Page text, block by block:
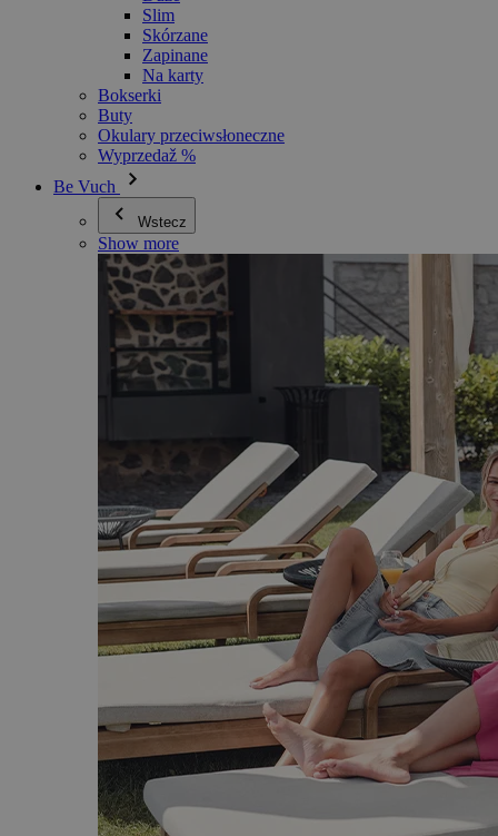
Slim
Skórzane
Zapinane
Na karty
Bokserki
Buty
Okulary przeciwsłoneczne
Wyprzedaž %
Be Vuch
Wstecz
Show more